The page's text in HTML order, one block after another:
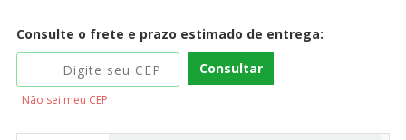
Consulte o frete e prazo estimado de entrega:
Consultar
Não sei meu CEP